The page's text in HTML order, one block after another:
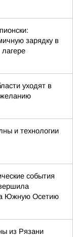
зарядку в
уходят в
желанию
и технологии
события
Южную Осетию
из Рязани